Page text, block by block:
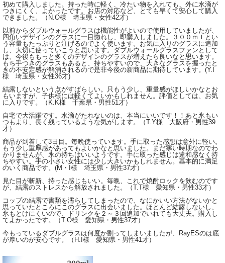
初めて購入しました。持った時に軽く、冷たい物を入れても、外に水滴が
つきにくく、よかったです。お店の対応など、とても早くて安心して購入
できました。（N.O様 埼玉県・女性42才）
以前からダブルウォールグラスは機能性がよいので使用していましたが、
四角いデザインのグラスに一目惚れし、即購入しました。３００ｍｌとい
う容量もたっぷりと注げるのでよく使います。お気に入りのグラスに追加
し、大切に使っていこうと思います。ダブルウォールグラスファンとして
は、今後ももっと多くのデザインのグラスが増えたら良いなと思います。
もち手つきのグラスもあると、持ちやすいので、大きなグラスを握ったと
きの不安定感が解消されるので是非今後の新商品に期待しています。(Y.I
様 埼玉県・女性36才)
結露しないという点がすばらしい。只もう少し、重量感がほしいかなとお
もいますが、子供様には軽くてよいかもしれません。評価としては、お気
に入りです。（K.K様 千葉県・男性51才）
自宅で大活躍です。水滴がたれないのは、本当にいいです！！あと氷もい
つもより、長く残っているような気がします。（T.Y様 大阪府・男性39
才）
商品が到着して3日目。毎晩使っています。手に取った感想は意外に軽い。
もう少し重厚感があってもよいかなと思いました。まだ寒い時期なのでわ
かりませんが、氷の持ちはいいようです。手に取った感じは違和感なく持
ちやすい。手の小さい女性には少し大きいかもしれません。基本的に満足
のいく商品です。(M・I様 埼玉県・男性37才）
見た目が斬新、持った感じもいい。毎晩、これで焼酎ロックを飲むのです
が、結露のストレスから解放されました。（T.T様 愛知県・男性33才）
コップの結露で書類を濡らしてしまったので、なにかいい方法がないかと
思っていたところにこのグラスに出会いました。ほとんど結露しないし、
氷もとけにくいので、ドリンクを２～３回追加でいれても大丈夫。購入し
てよかったです。（T.O様 愛知県・男性37才）
今もっているダブルグラスは何度か割ってしまいましたが、RayESのは底
が厚いのが安心です。（H.I様 愛知県・男性41才）